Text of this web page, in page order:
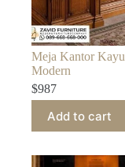
Meja Kantor Kayu
Modern
$987
Add to cart